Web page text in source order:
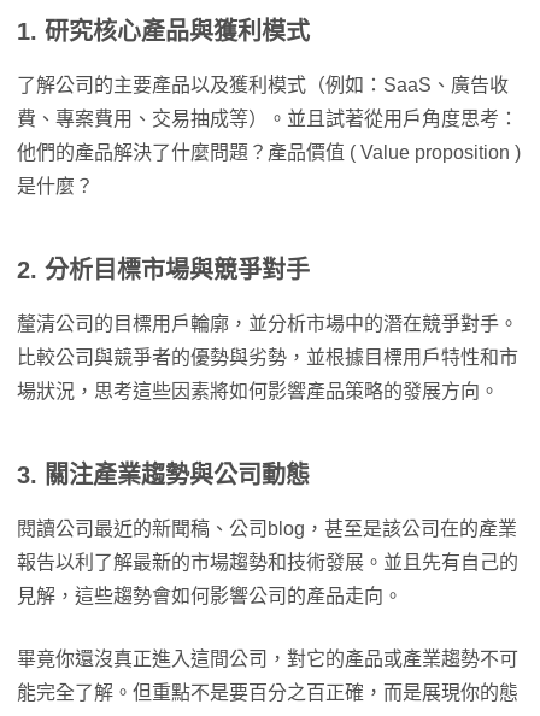
1. 研究核心產品與獲利模式
了解公司的主要產品以及獲利模式（例如：SaaS、廣告收
費、專案費用、交易抽成等）。並且試著從用戶角度思考：
他們的產品解決了什麼問題？產品價值 ( Value proposition )
是什麼？
2. 分析目標市場與競爭對手
釐清公司的目標用戶輪廓，並分析市場中的潛在競爭對手。
比較公司與競爭者的優勢與劣勢，並根據目標用戶特性和市
場狀況，思考這些因素將如何影響產品策略的發展方向。
3. 關注產業趨勢與公司動態
閱讀公司最近的新聞稿、公司blog，甚至是該公司在的產業
報告以利了解最新的市場趨勢和技術發展。並且先有自己的
見解，這些趨勢會如何影響公司的產品走向。
畢竟你還沒真正進入這間公司，對它的產品或產業趨勢不可
能完全了解。但重點不是要百分之百正確，而是展現你的態